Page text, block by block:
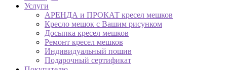
Услуги
АРЕНДА и ПРОКАТ кресел мешков
Кресло мешок с Вашим рисунком
Досыпка кресел мешков
Ремонт кресел мешков
Индивидуальный пошив
Подарочный сертификат